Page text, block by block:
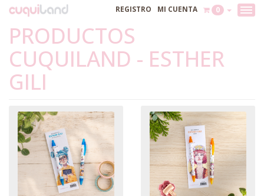
REGISTRO MI CUENTA 0
PRODUCTOS
CUQUILAND - ESTHER
GILI